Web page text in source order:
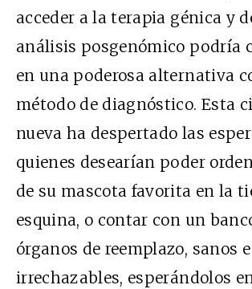
acceder a la terapia génica y
análisis posgenómico podría
en una poderosa alternativa
método de diagnóstico. Esta
nueva ha despertado las
quienes desearían poder
de su mascota favorita en la
esquina, o contar con un
órganos de reemplazo, sanos e
irrechazables, esperándolos